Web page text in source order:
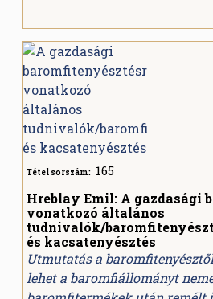
Tétel sorszám: 165
Hreblay Emil: A gazdasági
vonatkozó általános
tudnivalók/
és kacsatenyésztés
Utmutatás a
lehet a baromfiállományt